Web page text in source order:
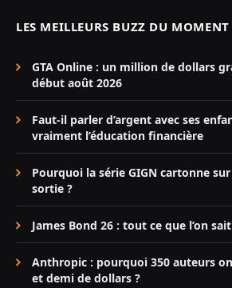
LES MEILLEURS BUZZ DU MOMENT
GTA Online : un million de dollars
début août 2026
Faut-il parler d’argent avec ses
vraiment l’éducation financière
Pourquoi la série GIGN cartonne
sortie ?
James Bond 26 : tout ce que l’on
Anthropic : pourquoi 350 auteurs
et demi de dollars ?